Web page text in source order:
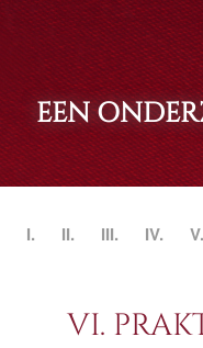
EEN
I. II. III. IV. V.
VI.